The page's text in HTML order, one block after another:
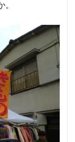
。